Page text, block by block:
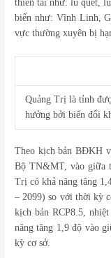
thiên tai như: lũ quét,
biển như: Vĩnh Linh,
vực thường xuyên bị
Quảng Trị là tỉnh
hưởng bởi biến đổi
Theo kịch bản BĐKH
Bộ TN&MT, vào giữa
Trị có khả năng tăng
– 2099) so với thời kỳ
kịch bản RCP8.5,
năng tăng 1,9 độ vào
kỳ cơ sở.